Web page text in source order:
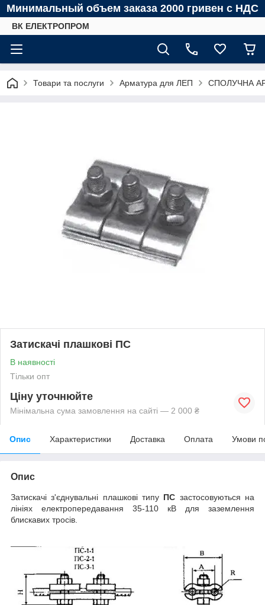
Минимальный объем заказа 2000 гривен с НДС
ВК ЕЛЕКТРОПРОМ
Товари та послуги Арматура для ЛЕП СПОЛУЧНА
Затискачі плашкові ПС
В наявності
Тільки опт
Ціну уточнюйте
Мінімальна сума замовлення на сайті — 2 000 ₴
Опис Характеристики Доставка Оплата Умови
Опис
Затискачі з'єднувальні плашкові типу ПС застосовуються на
лініях електропередавання 35-110 кВ для заземлення
блискавих тросів.